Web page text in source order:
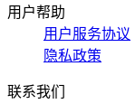
用户帮助
用户服务协议
隐私政策
联系我们